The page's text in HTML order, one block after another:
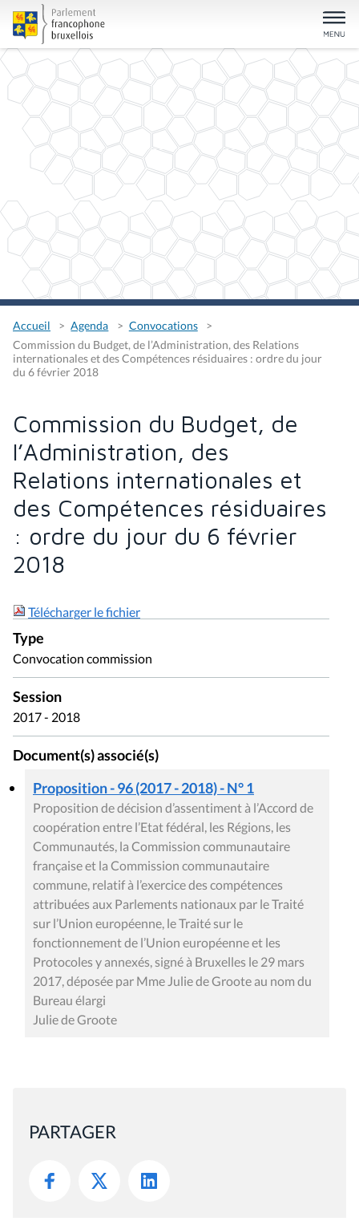
Accueil Agenda
Convocations
Commission du Budget, de l’Administration, des Relations
internationales et des Compétences résiduaires : ordre du jour
du 6 février 2018
Commission du Budget, de
l’Administration, des
Relations internationales et
des Compétences résiduaires
: ordre du jour du 6 février
2018
Télécharger le fichier
Type
Convocation commission
Session
2017 - 2018
Document(s) associé(s)
Proposition - 96 (2017 - 2018) - N° 1
Proposition de décision d’assentiment à l’Accord de
coopération entre l’Etat fédéral, les Régions, les
Communautés, la Commission communautaire
française et la Commission communautaire
commune, relatif à l’exercice des compétences
attribuées aux Parlements nationaux par le Traité
sur l’Union européenne, le Traité sur le
fonctionnement de l’Union européenne et les
Protocoles y annexés, signé à Bruxelles le 29 mars
2017, déposée par Mme Julie de Groote au nom du
Bureau élargi
Julie de Groote
PARTAGER